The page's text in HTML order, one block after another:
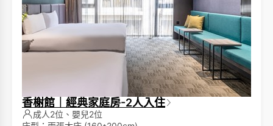
香榭館｜經典家庭房-2人入住
成人2位、嬰兒2位